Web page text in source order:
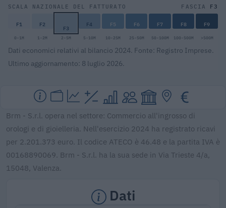
SCALA NAZIONALE DEL FATTURATO FASCIA F3
F1 F2 F3 F4 F5 F6 F7 F8 F9
0-1M 1-2M 2-5M 5-10M 10-25M 25-50M 50-100M 100-500M >500M
Dati economici relativi al bilancio 2024. Fonte: Registro Imprese.
Ultimo aggiornamento: 8 luglio 2026.
Brm - S.r.l. opera nel settore: Commercio all'ingrosso di
orologi e di gioielleria. Nell'esercizio 2024 ha registrato ricavi
per 2.201.373 euro. Il codice ATECO è 46.48 e la partita IVA è
00168890069. Brm - S.r.l. ha la sua sede in Via Trieste 4/a,
15048, Valenza.
Dati